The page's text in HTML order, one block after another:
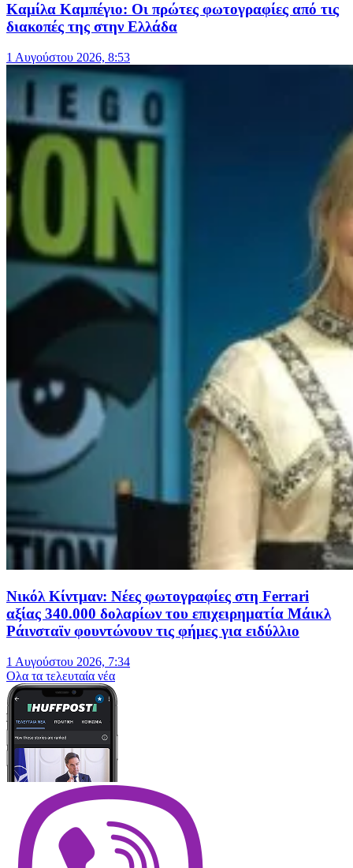
Καμίλα Καμπέγιο: Οι πρώτες φωτογραφίες από τις
διακοπές της στην Ελλάδα
1 Αυγούστου 2026, 8:53
Νικόλ Κίντμαν: Νέες φωτογραφίες στη Ferrari
αξίας 340.000 δολαρίων του επιχειρηματία Μάικλ
Ράινσταϊν φουντώνουν τις φήμες για ειδύλλιο
1 Αυγούστου 2026, 7:34
Oλα τα τελευταία νέα